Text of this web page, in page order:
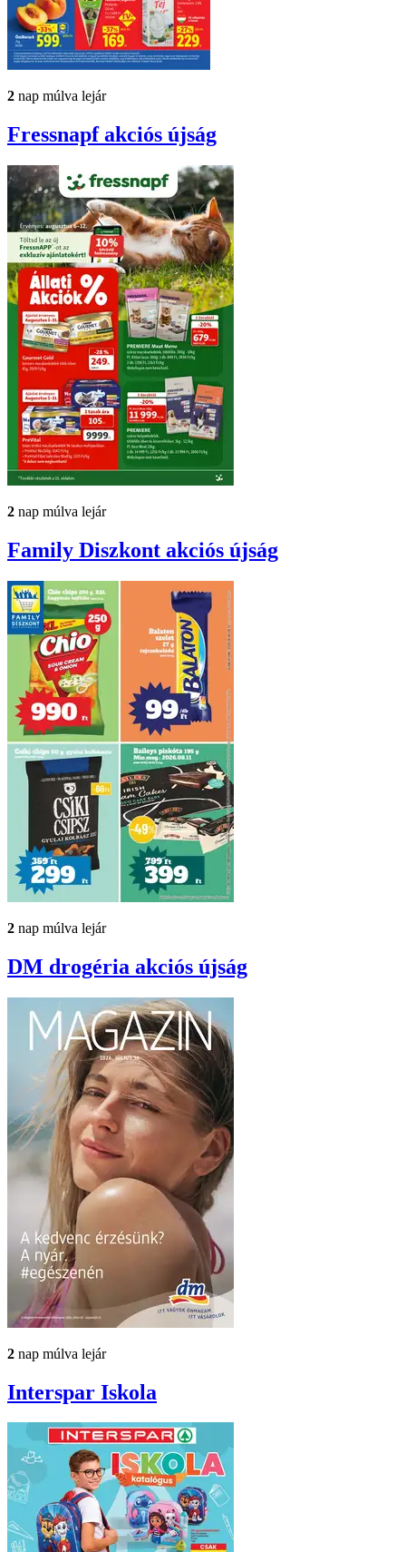
2 nap múlva lejár
Fressnapfakciós újság
2 nap múlva lejár
Family Diszkont akciós újság
2 nap múlva lejár
DM drogéria akciós újság
2 nap múlva lejár
Interspar Iskola